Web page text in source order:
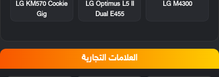
LG M4300
LG Optimus L5 II
Dual E455
LG KM570 Cookie
Gig
العلامات التجارية